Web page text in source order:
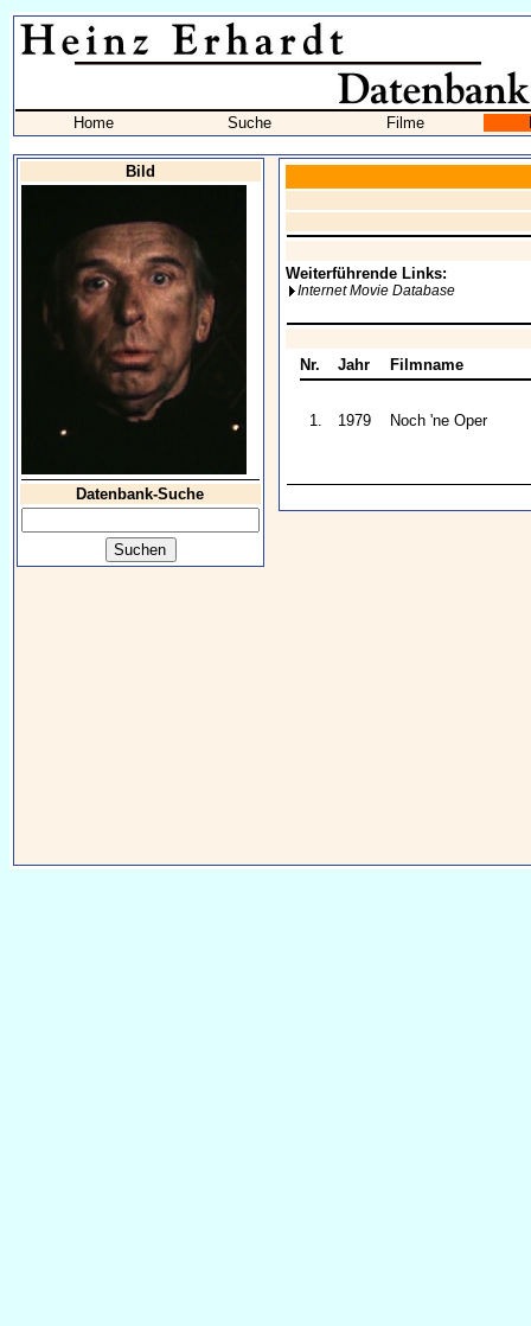
Home Suche Filme
Bild
Datenbank-Suche
Weiterführende Links:
Internet Movie Database
Nr. Jahr Filmname
1. 1979 Noch 'ne Oper